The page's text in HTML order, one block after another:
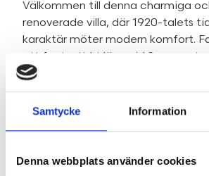
Samtycke Information
Denna webbplats använder cookies
Välkommen till denna charmiga
renoverade villa, där 1920-talets
karaktär möter modern komfort.
ett fantastiskt läge vid Syrsans
rogivande havsutsikt och ett
som skapar en ljus och
bostaden.
Den nyputsade fasaden, den